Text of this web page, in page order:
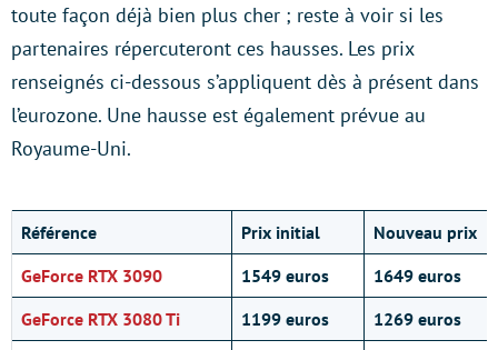
toute façon déjà bien plus cher ; reste à voir si les
partenaires répercuteront ces hausses. Les prix
renseignés ci-dessous s’appliquent dès à présent dans
l’eurozone. Une hausse est également prévue au
Royaume-Uni.
Référence Prix initial
Nouveau prix
GeForce RTX 3090
1549 euros
1649 euros
GeForce RTX 3080 Ti
1199 euros
1269 euros